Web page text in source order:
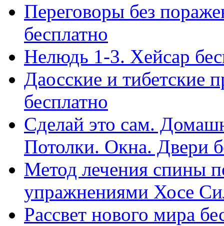
Переговоры без
бесплатно
Нелюдь 1-3. Хейсар
Даосские и тибетские
бесплатно
Сделай это сам.
Потолки. Окна. Двери
Метод лечения спины
упражнениями Хосе
Рассвет нового мира